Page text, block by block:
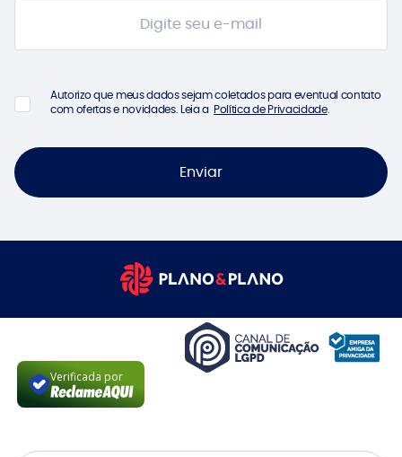
Autorizo que meus dados sejam coletados para eventual contato
com ofertas e novidades. Leia a Política de Privacidade.
Enviar
Verificada por